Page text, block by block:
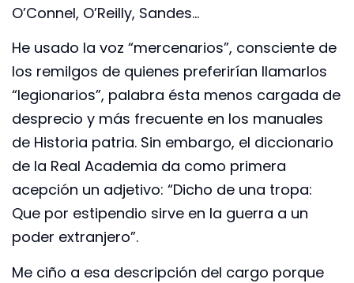
O’Connel, O’Reilly, Sandes…
He usado la voz “mercenarios”, consciente de
los remilgos de quienes preferirían llamarlos
“legionarios”, palabra ésta menos cargada de
desprecio y más frecuente en los manuales
de Historia patria. Sin embargo, el diccionario
de la Real Academia da como primera
acepción un adjetivo: “Dicho de una tropa:
Que por estipendio sirve en la guerra a un
poder extranjero”.
Me ciño a esa descripción del cargo porque